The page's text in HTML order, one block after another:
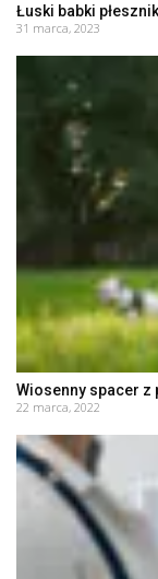
Łuski babki
31 marca, 2023
Wiosenny spacer z
22 marca, 2022